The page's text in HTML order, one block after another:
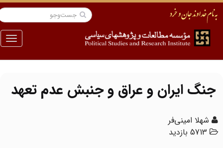
منو
جنگ ایران و عراق و جنبش عدم تعهد
شهلا امینی‌فر
5713 بازدید